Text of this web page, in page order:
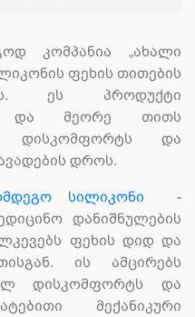
კომპანია „ახალი
ფეხის თითების
ეს პროდუქტი
და მეორე თითს
დისკომფორტს და
დროს.
სილიკონი -
დანიშნულების
ფეხის დიდ და
ის ამცირებს
დისკომფორტს და
მექანიკური